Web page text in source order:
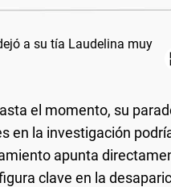
el momento, su
en la investigación
apunta
clave en la